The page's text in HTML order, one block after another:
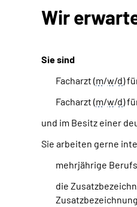
Wir
Sie sind
Facharzt (m/w/d)
Facharzt (m/w/d)
und im Besitz einer
Sie arbeiten gerne
mehrjährige
die